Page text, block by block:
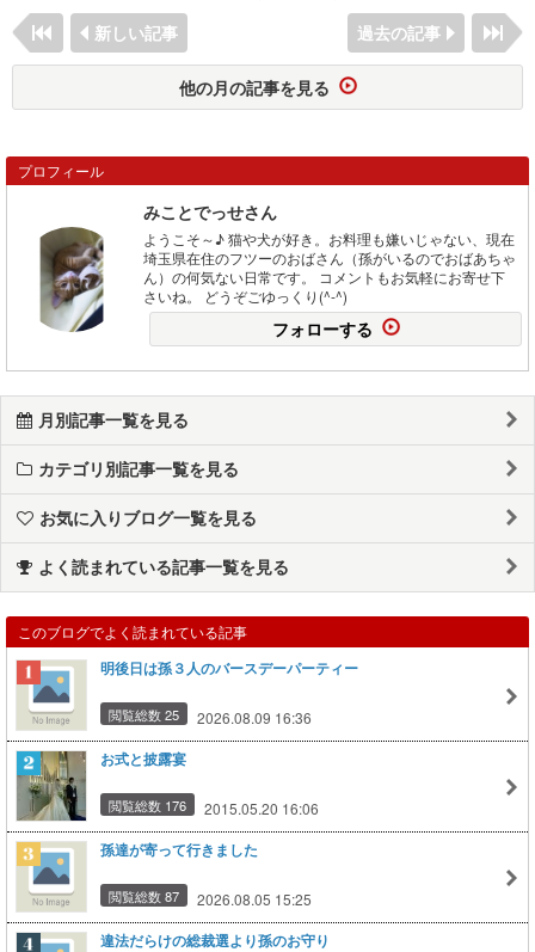
新しい記事
過去の記事
他の月の記事を見る
プロフィール
みことでっせさん
ようこそ～♪ 猫や犬が好き。お料理も嫌いじゃない、現在
埼玉県在住のフツーのおばさん（孫がいるのでおばあちゃ
ん）の何気ない日常です。 コメントもお気軽にお寄せ下
さいね。 どうぞごゆっくり(^-^)
フォローする
月別記事一覧を見る
カテゴリ別記事一覧を見る
お気に入りブログ一覧を見る
よく読まれている記事一覧を見る
このブログでよく読まれている記事
明後日は孫３人のバースデーパーティー
閲覧総数 25 2026.08.09 16:36
お式と披露宴
閲覧総数 176 2015.05.20 16:06
孫達が寄って行きました
閲覧総数 87 2026.08.05 15:25
違法だらけの総裁選より孫のお守り